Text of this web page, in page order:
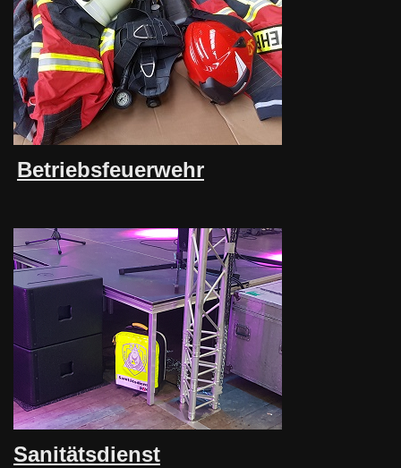
Betriebsfeuerwehr
Sanitätsdienst